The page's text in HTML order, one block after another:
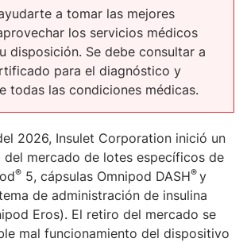
a tomar las mejores
los servicios médicos
disposición. Se debe consultar a
para el diagnóstico y
todas las condiciones médicas.
2026, Insulet Corporation inició un
mercado de lotes específicos de
® 5, cápsulas Omnipod DASH® y
de administración de insulina
Eros). El retiro del mercado se
mal funcionamiento del dispositivo